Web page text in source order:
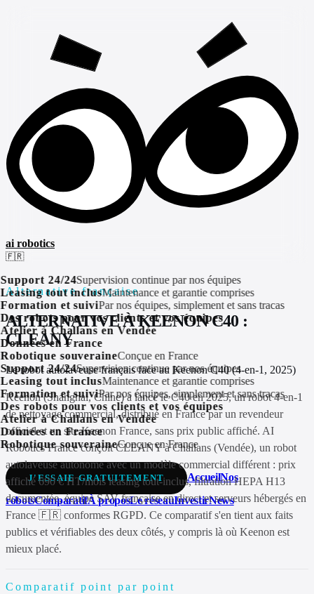
ai robotics
🇫🇷
24/24Supervision continue par nos équipes
tout inclusMaintenance et garantie comprises
et suiviPar nos équipes, simplement et sans tracas
robots pour vos clients et vos équipes
à Challans en Vendée
en France
souveraineConçue en France
24/24Supervision continue par nos équipes
tout inclusMaintenance et garantie comprises
et suiviPar nos équipes, simplement et sans tracas
robots pour vos clients et vos équipes
à Challans en Vendée
en France
souveraineConçue en France
J'ESSAIE GRATUITEMENT AccueilNos
robotsComparatifÀ proposLe réseauInvestirNews
Alternative française
ALTERNATIVE À KEENON C40 :
CLEANY
Le robot autolaveuse français face au Keenon C40 (4-en-1, 2025)
Keenon (Shanghai, Chine) a lancé le C40 en 2025, un robot 4-en-1
de nettoyage commercial, distribué en France par un revendeur
officiel et un site Keenon France, sans prix public affiché. AI
Robotics France conçoit CLEANY à Challans (Vendée), un robot
autolaveuse autonome avec un modèle commercial différent : prix
affiché 690 € HT/mois leasing tout-inclus, filtration HEPA H13
documentée, équipe SAV française en direct et serveurs hébergés en
France 🇫🇷 conformes RGPD. Ce comparatif s'en tient aux faits
publics et vérifiables des deux côtés, y compris là où Keenon est
mieux placé.
Comparatif point par point